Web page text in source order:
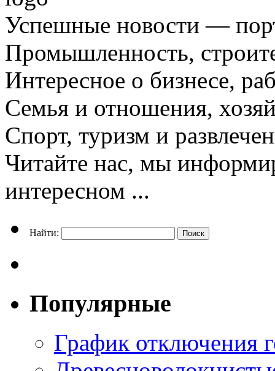
Успешные новости —
Промышленность,
Интересное о бизнесе,
Семья и отношения,
Спорт, туризм и
Читайте нас, мы
интересном ...
Найти:
Популярные
График отключения